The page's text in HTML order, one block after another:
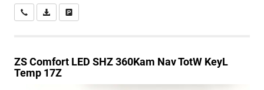
Wir rufen Sie anPDF-Datei, Fahrzeugexposé drucken
ZSComfort LED SHZ 360Kam Nav TotW KeyL
Temp 17Z